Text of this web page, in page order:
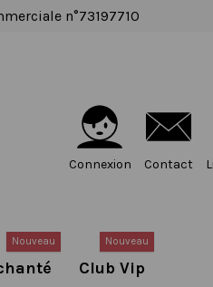
n°73197710
Connexion Contact
Nouveau
Club Vip
Nouveau